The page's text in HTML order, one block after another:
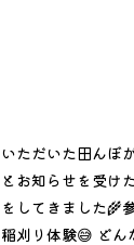
ただいた田んぼ
お知らせを受け
してきました🌾
刈り体験😅 ど